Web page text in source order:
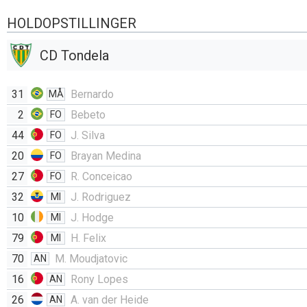
HOLDOPSTILLINGER
CD Tondela
31 MÅ
Bernardo
2
FO
Bebeto
44
FO
J. Silva
20
FO
Brayan Medina
27
FO
R. Conceicao
32
MI
J. Rodriguez
10
MI
J. Hodge
79
MI
H. Felix
70
AN
M. Moudjatovic
16
AN
Rony Lopes
26
AN A. van der Heide